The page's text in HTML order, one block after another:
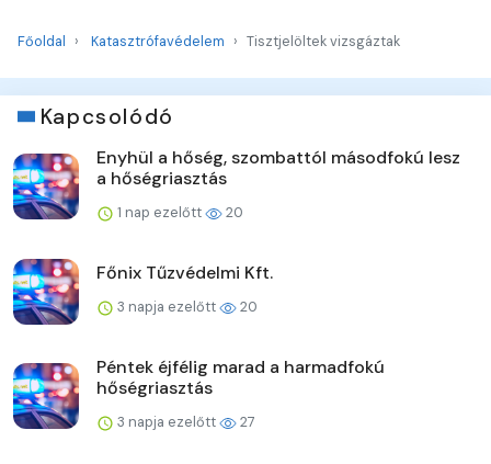
Főoldal Katasztrófavédelem Tisztjelöltek vizsgáztak
Kapcsolódó
Enyhül a hőség, szombattól másodfokú lesz
a hőségriasztás
1 nap ezelőtt 20
Főnix Tűzvédelmi Kft.
3 napja ezelőtt 20
Péntek éjfélig marad a harmadfokú
hőségriasztás
3 napja ezelőtt 27